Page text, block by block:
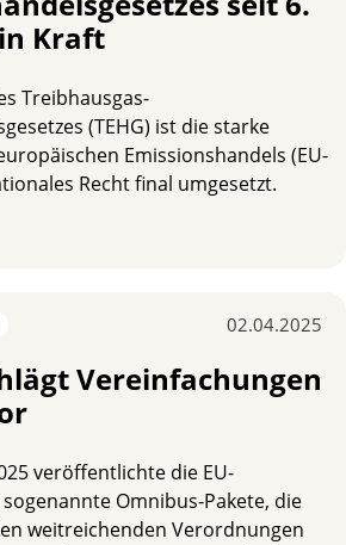
Kraft
Treibhausgas-
(TEHG) ist die starke
Emissionshandels (EU-
Recht final umgesetzt.
02.04.2025
Vereinfachungen
veröffentlichte die EU-
Omnibus-Pakete, die
weitreichenden Verordnungen